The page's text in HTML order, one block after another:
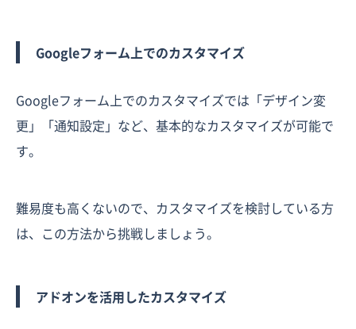
Googleフォーム上でのカスタマイズ
Googleフォーム上でのカスタマイズでは「デザイン変
更」「通知設定」など、基本的なカスタマイズが可能で
す。
難易度も高くないので、カスタマイズを検討している方
は、この方法から挑戦しましょう。
アドオンを活用したカスタマイズ